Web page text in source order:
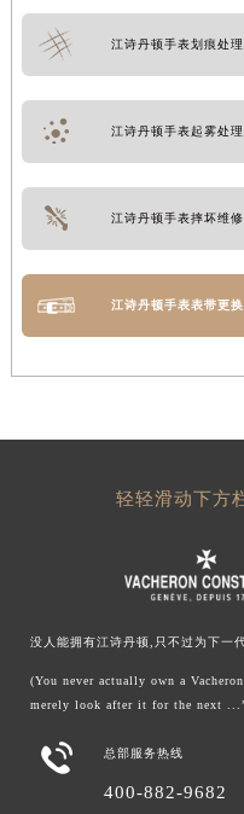
江诗丹顿手表划痕处理
江诗丹顿手表起雾处理
江诗丹顿手表摔坏维修
江诗丹顿手表表带更
轻轻滑动下方
没人能拥有江诗丹顿,只不过为下一
(You never actually own a
merely look after it for the next
 总部服务热线
400-882-9682